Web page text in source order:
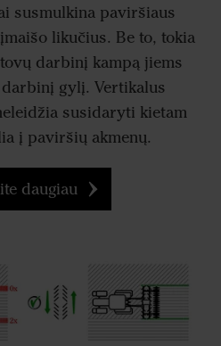
susmulkina paviršiaus
likučius. Be to, tokia
darbinį kampą jiems
gylį. Vertikalus
susidaryti kietam
į paviršių akmenų.
daugiau